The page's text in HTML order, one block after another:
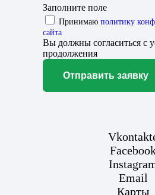
Заполните поле
Принимаю политику
сайта
Вы должны согласиться с
продолжения
Отправить заявку
Email
Карты